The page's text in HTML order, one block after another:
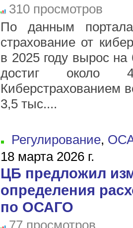
310 просмотров
По данным
страхование от
в 2025 году вырос
достиг около
Киберстрахованием
3,5 тыс....
Регулирование,
18 марта 2026 г.
ЦБ предложил
определения
по ОСАГО